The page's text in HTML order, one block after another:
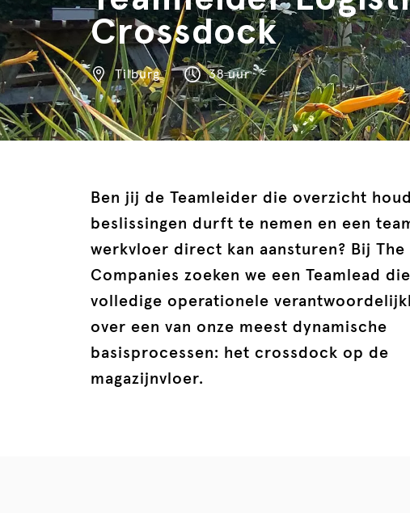
Crossdock
Tilburg 38 uur
Ben jij de Teamleider die overzicht
beslissingen durft te nemen en een
werkvloer direct kan aansturen? Bij The
Companies zoeken we een Teamlead
volledige operationele
over een van onze meest dynamische
basisprocessen: het crossdock op de
magazijnvloer.